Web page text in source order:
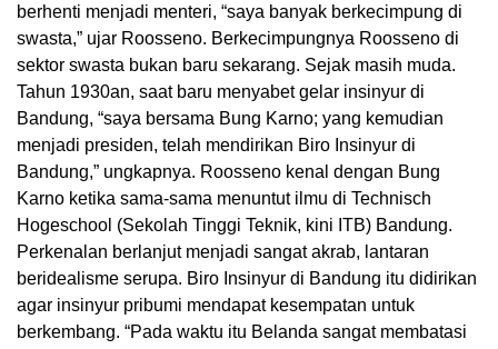
berhenti menjadi menteri, “saya banyak berkecimpung di
swasta,” ujar Roosseno. Berkecimpungnya Roosseno di
sektor swasta bukan baru sekarang. Sejak masih muda.
Tahun 1930an, saat baru menyabet gelar insinyur di
Bandung, “saya bersama Bung Karno; yang kemudian
menjadi presiden, telah mendirikan Biro Insinyur di
Bandung,” ungkapnya. Roosseno kenal dengan Bung
Karno ketika sama-sama menuntut ilmu di Technisch
Hogeschool (Sekolah Tinggi Teknik, kini ITB) Bandung.
Perkenalan berlanjut menjadi sangat akrab, lantaran
beridealisme serupa. Biro Insinyur di Bandung itu didirikan
agar insinyur pribumi mendapat kesempatan untuk
berkembang. “Pada waktu itu Belanda sangat membatasi